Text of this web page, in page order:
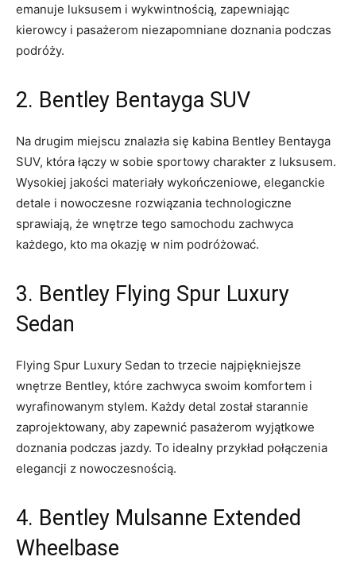
emanuje ⁣luksusem i wykwintnością, zapewniając
kierowcy i pasażerom niezapomniane ‌doznania podczas
podróży.
2. Bentley⁢ Bentayga SUV
Na drugim miejscu znalazła się​ kabina Bentley ⁤Bentayga
SUV, która łączy ‌w⁢ sobie ⁢sportowy charakter z luksusem.
Wysokiej jakości ‍materiały‍ wykończeniowe, eleganckie
detale⁣ i nowoczesne⁣ rozwiązania ​technologiczne
sprawiają, że wnętrze tego samochodu zachwyca
każdego, kto ma okazję w nim podróżować.
3. Bentley Flying Spur ‌Luxury
Sedan
Flying Spur Luxury Sedan⁢ to⁢ trzecie najpiękniejsze⁣
wnętrze Bentley, które zachwyca swoim‌ komfortem i
wyrafinowanym ‍stylem. Każdy detal został starannie⁤
zaprojektowany, ⁤aby zapewnić pasażerom wyjątkowe
doznania ‍podczas jazdy.⁤ To‌ idealny przykład połączenia
elegancji z nowoczesnością.
4. Bentley‍ Mulsanne Extended
Wheelbase